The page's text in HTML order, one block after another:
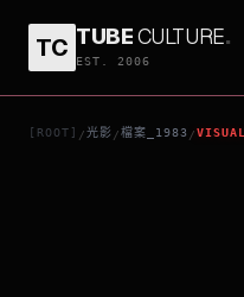
TC TUBECULTURE.
EST. 2006
[ROOT] /光影 /檔案_1983 /
COPPER MOUNTAIN